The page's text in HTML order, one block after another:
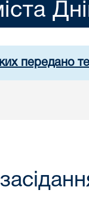
передано